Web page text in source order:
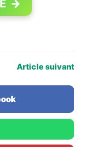
→
Article suivant